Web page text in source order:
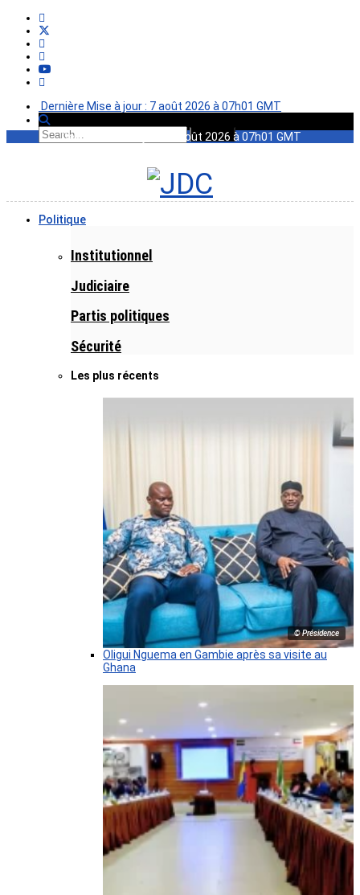
Dernière Mise à jour : 7 août 2026 à 07h01 GMT
Dernière Mise à jour : 7 août 2026 à 07h01 GMT
Politique
Institutionnel
Judiciaire
Partis politiques
Sécurité
Les plus récents
© Présidence
Oligui Nguema en Gambie après sa visite au
Ghana